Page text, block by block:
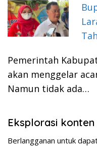
Pemerintah
akan menggelar
Namun tidak ada…
Eksplorasi
Berlangganan untuk